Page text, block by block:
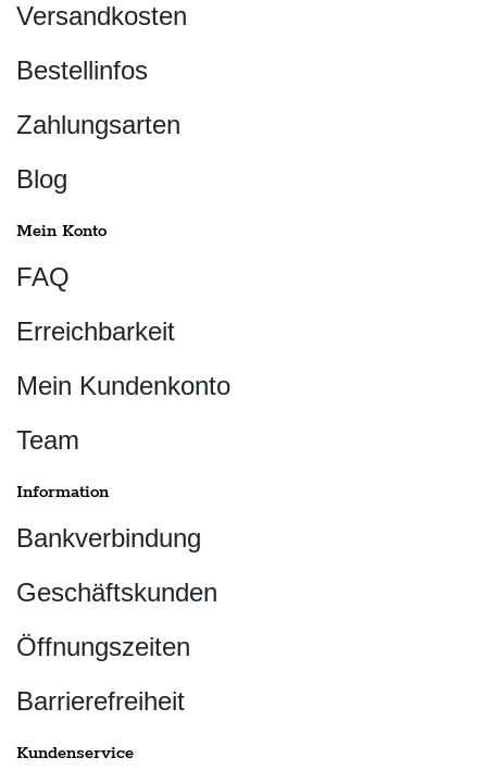
Versandkosten
Bestellinfos
Zahlungsarten
Blog
Mein Konto
FAQ
Erreichbarkeit
Mein Kundenkonto
Team
Information
Bankverbindung
Geschäftskunden
Öffnungszeiten
Barrierefreiheit
Kundenservice